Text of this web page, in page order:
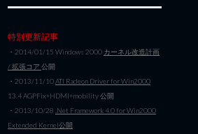
特別更新記事
・2014/01/15 Windows 2000 カーネル改造計画
/ 拡張コア 公開
・2013/11/10ATI Radeon Driver for Win2000
13.4 AGPFix+HDMI+mobility 公開
・2013/10/28 .Net Framework 4.0 for Win2000
Extended Kernel公開